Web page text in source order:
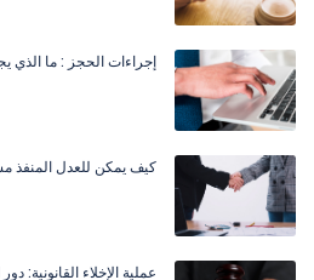
إجراءات الحجز : ما الذي
كيف يمكن للعدل المنفذ
عملية الإخلاء القانونية: